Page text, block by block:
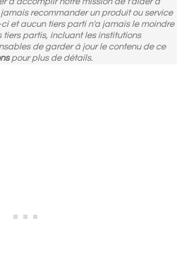
recommander un produit ou service
et aucun tiers parti n'a jamais le moindre
tiers partis, incluant les institutions
de garder à jour le contenu de ce
pour plus de détails.